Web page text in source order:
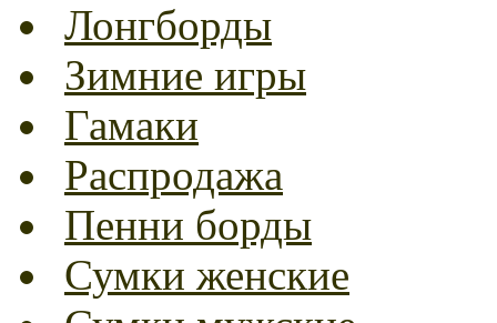
Лонгборды
Зимние игры
Гамаки
Распродажа
Пенни борды
Сумки женские